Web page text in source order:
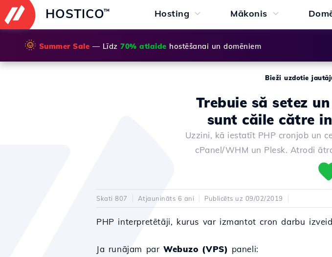
HOSTICO™ Hosting Mākonis
🌞 Summer Sale — Līdz 70% atlaide hostēšanai un domēniem
Bieži uzdotie
Trebuie să setez
sunt căile către
Uzzini, kā iestatīt PHP cronjob un
cPanel/WHM un Plesk. Atrodi
Skati 807 Atjaunināts 6 ani Publicēts uz 09/02/2019
PHP interpretētāji, kurus var izmantot cron darbu
Ja runājam par Webuzo (VPS) paneli: